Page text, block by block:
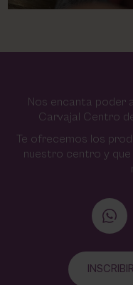
Nos encanta poder
Carvajal Centro
Te ofrecemos los
nuestro centro y